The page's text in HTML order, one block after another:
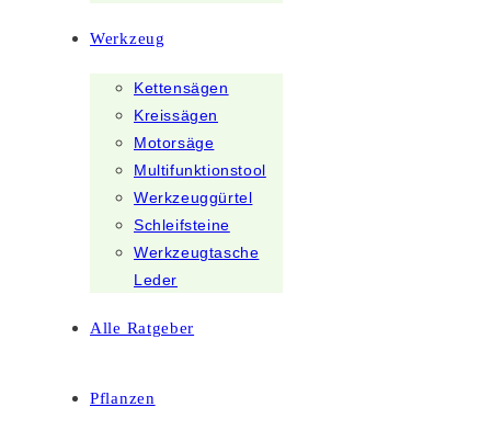
Werkzeug
Kettensägen
Kreissägen
Motorsäge
Multifunktionstool
Werkzeuggürtel
Schleifsteine
Werkzeugtasche
Leder
Alle Ratgeber
Pflanzen